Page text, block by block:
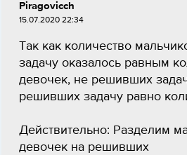
Piragovicch
15.07.2020 22:34
Так как количество
задачу оказалось равным
девочек, не решивших
решивших задачу равно
Действительно: Разделим
девочек на решивших